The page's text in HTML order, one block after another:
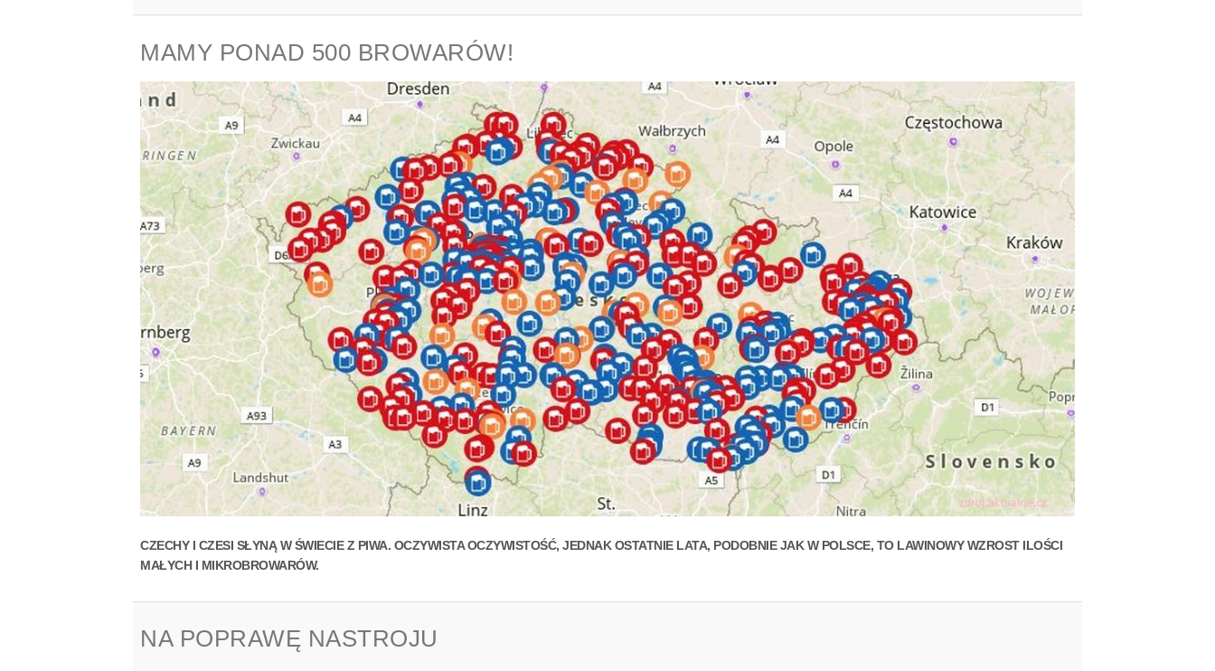
MAMY PONAD 500 BROWARÓW!
CZECHY I CZESI SŁYNĄ W ŚWIECIE Z PIWA. OCZYWISTA OCZYWISTOŚĆ, JEDNAK OSTATNIE LATA, PODOBNIE JAK W POLSCE, TO LAWINOWY WZROST ILOŚCI
MAŁYCH I MIKROBROWARÓW.
NA POPRAWĘ NASTROJU